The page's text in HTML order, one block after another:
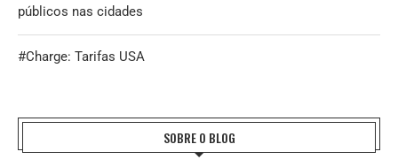
públicos nas cidades
#Charge: Tarifas USA
SOBRE O BLOG